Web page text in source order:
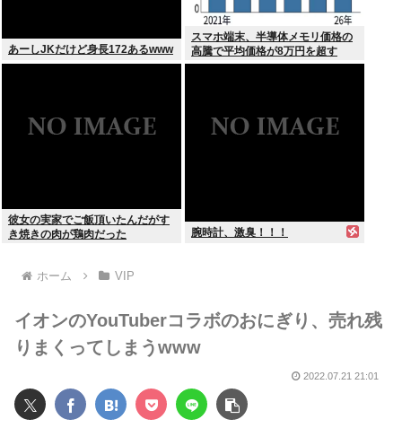
あーしJKだけど身長172あるwww
スマホ端末、半導体メモリ価格の
高騰で平均価格が8万円を超す
彼女の実家でご飯頂いたんだがす
き焼きの肉が鶏肉だった
腕時計、激臭！！！
ホーム VIP
イオンのYouTuberコラボのおにぎり、売れ残
りまくってしまうwww
2022.07.21 21:01